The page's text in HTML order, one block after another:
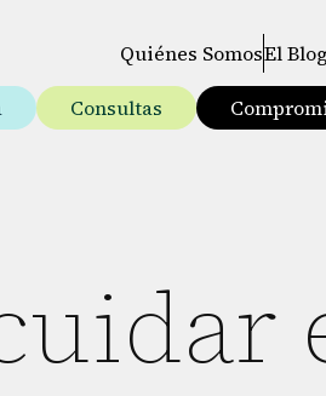
Quiénes SomosEl Blog
Consultas